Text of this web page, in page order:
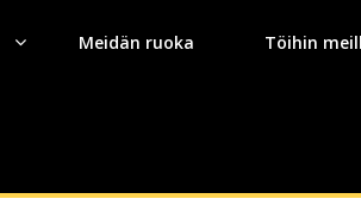
Meidän ruoka Töihin